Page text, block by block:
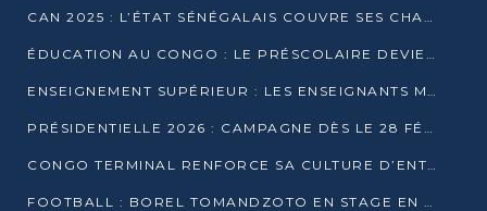
CAN 2025 : L’ÉTAT SÉNÉGALAIS COUVRE SES CHAMPIONS D’AFRIQUE DE RÉCOMPENSES EXCEPTIONNELLES
ÉDUCATION AU CONGO : LE PRÉSCOLAIRE DEVIENT OBLIGATOIRE, LE BTS CONSACRÉ DIPLÔME D’ÉTAT
ENSEIGNEMENT SUPÉRIEUR : LES ENSEIGNANTS MAINTIENNENT LA GRÈVE ET EXIGENT UN ACCORD ÉCRIT AVEC L’ÉTAT
PRÉSIDENTIELLE 2026 : CAMPAGNE DÈS LE 28 FÉVRIER, SCRUTIN LES 12 ET 15 MARS
CONGO TERMINAL RENFORCE SA CULTURE D’ENTREPRISE AVEC LE PROGRAMME « WIN TOGETHER »
FOOTBALL : BOREL TOMANDZOTO EN STAGE EN ESPAGNE AVEC POLISSYA FC